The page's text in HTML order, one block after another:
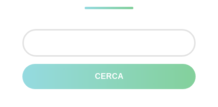
Ricerca